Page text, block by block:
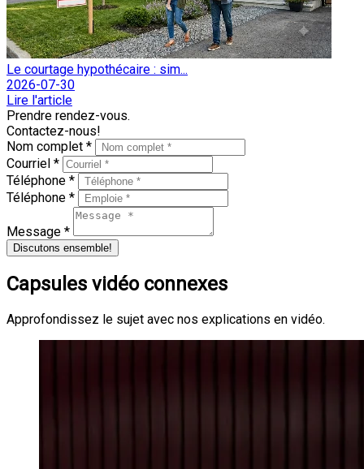
Le courtage hypothécaire : sim...
2026-07-30
Lire l'article
Prendre rendez-vous.
Contactez-nous!
Nom complet *
Courriel *
Téléphone *
Téléphone *
Message *
Discutons ensemble!
Capsules vidéo connexes
Approfondissez le sujet avec nos explications en vidéo.